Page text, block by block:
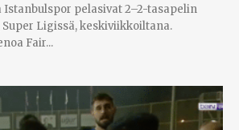
pelasivat 2–2-tasapelin
Ligissä, keskiviikkoiltana.
Fair...